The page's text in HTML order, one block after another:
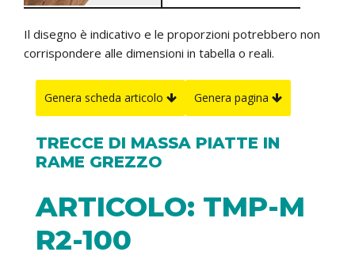
Il disegno è indicativo e le proporzioni potrebbero non
corrispondere alle dimensioni in tabella o reali.
Genera scheda articolo Genera pagina
TRECCE DI MASSA PIATTE IN
RAME GREZZO
ARTICOLO: TMP-M
R2-100